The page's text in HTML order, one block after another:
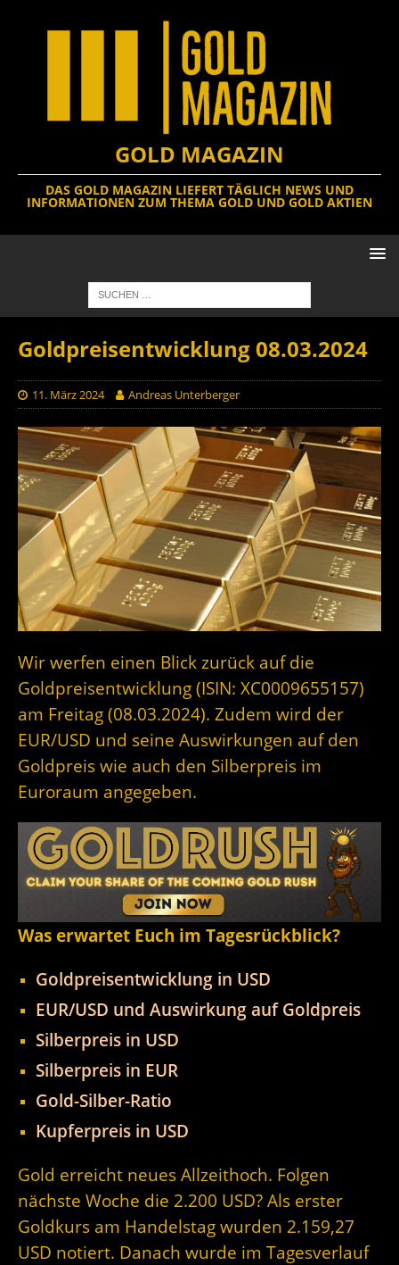
GOLD MAGAZIN
DAS GOLD MAGAZIN LIEFERT TÄGLICH NEWS UND
INFORMATIONEN ZUM THEMA GOLD UND GOLD AKTIEN
Goldpreisentwicklung 08.03.2024
11. März 2024 Andreas Unterberger
Wir werfen einen Blick zurück auf die
Goldpreisentwicklung (ISIN: XC0009655157)
am Freitag (08.03.2024). Zudem wird der
EUR/USD und seine Auswirkungen auf den
Goldpreis wie auch den Silberpreis im
Euroraum angegeben.
Was erwartet Euch im Tagesrückblick?
Goldpreisentwicklung in USD
EUR/USD und Auswirkung auf Goldpreis
Silberpreis in USD
Silberpreis in EUR
Gold-Silber-Ratio
Kupferpreis in USD
Gold erreicht neues Allzeithoch. Folgen
nächste Woche die 2.200 USD? Als erster
Goldkurs am Handelstag wurden 2.159,27
USD notiert. Danach wurde im Tagesverlauf